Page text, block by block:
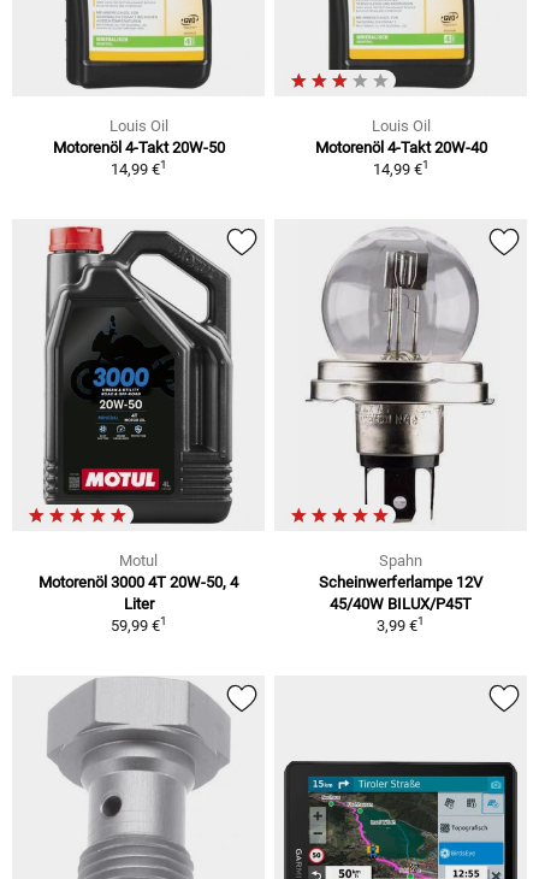
Louis Oil
Motorenöl 4-Takt 20W-50
14,99 €1
Louis Oil
Motorenöl 4-Takt 20W-40
14,99 €1
Motul
Motorenöl 3000 4T 20W-50, 4
Liter
59,99 €1
Spahn
Scheinwerferlampe 12V
45/40W BILUX/P45T
3,99 €1